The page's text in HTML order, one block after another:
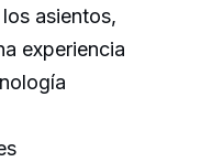
asientos,
experiencia